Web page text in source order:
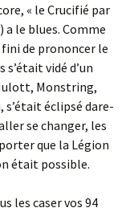
« le Crucifié par
le blues. Comme
de prononcer le
vidé d’un
Monstring,
s’était éclipsé dare-
se changer, les
que la Légion
était possible.
les caser vos 94